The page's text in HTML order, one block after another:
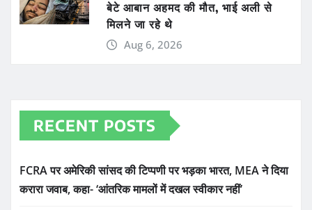
बेटे आबान अहमद की मौत, भाई अली से
मिलने जा रहे थे
Aug 6, 2026
RECENT POSTS
FCRA पर अमेरिकी सांसद की टिप्पणी पर भड़का भारत, MEA ने दिया
करारा जवाब, कहा- ‘आंतरिक मामलों में दखल स्वीकार नहीं’